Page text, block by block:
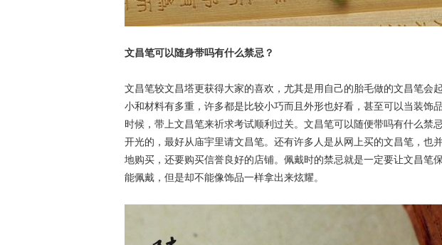
文昌笔可以随身带吗有什么禁忌？
文昌笔较文昌塔更获得大家的喜欢，尤其是用自己的胎毛做的文昌笔会
小和材料有多重，许多都是比较小巧而且外形也好看，甚至可以当装饰
时候，带上文昌笔来祈求考试顺利过关。文昌笔可以随便带吗有什么禁
开光的，最好从庙宇里请文昌笔。还有许多人是从网上买的文昌笔，也
地购买，还要购买信誉良好的店铺。佩戴时的禁忌就是一定要让文昌笔
能佩戴，但是却不能像饰品一样拿出来炫耀。